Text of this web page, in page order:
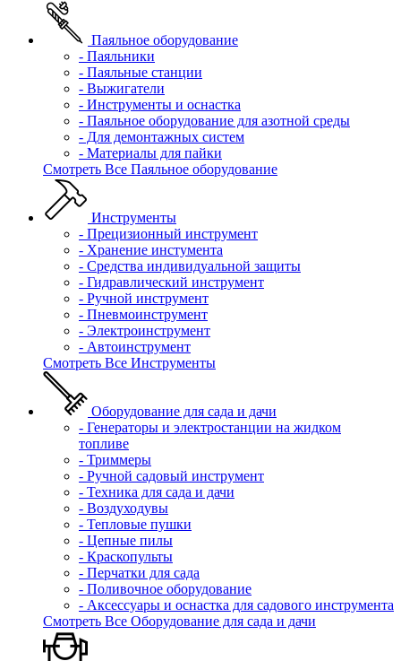
Паяльное оборудование
- Паяльники
- Паяльные станции
- Выжигатели
- Инструменты и оснастка
- Паяльное оборудование для азотной среды
- Для демонтажных систем
- Материалы для пайки
Смотреть Все Паяльное оборудование
Инструменты
- Прецизионный инструмент
- Хранение инстумента
- Средства индивидуальной защиты
- Гидравлический инструмент
- Ручной инструмент
- Пневмоинструмент
- Электроинструмент
- Автоинструмент
Смотреть Все Инструменты
Оборудование для сада и дачи
- Генераторы и электростанции на жидком
топливе
- Триммеры
- Ручной садовый инструмент
- Техника для сада и дачи
- Воздуходувы
- Тепловые пушки
- Цепные пилы
- Краскопульты
- Перчатки для сада
- Поливочное оборудование
- Аксессуары и оснастка для садового инструмента
Смотреть Все Оборудование для сада и дачи